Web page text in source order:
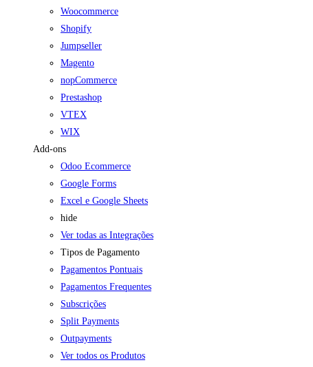
Woocommerce
Shopify
Jumpseller
Magento
nopCommerce
Prestashop
VTEX
WIX
Add-ons
Odoo Ecommerce
Google Forms
Excel e Google Sheets
hide
Ver todas as Integrações
Tipos de Pagamento
Pagamentos Pontuais
Pagamentos Frequentes
Subscrições
Split Payments
Outpayments
Ver todos os Produtos